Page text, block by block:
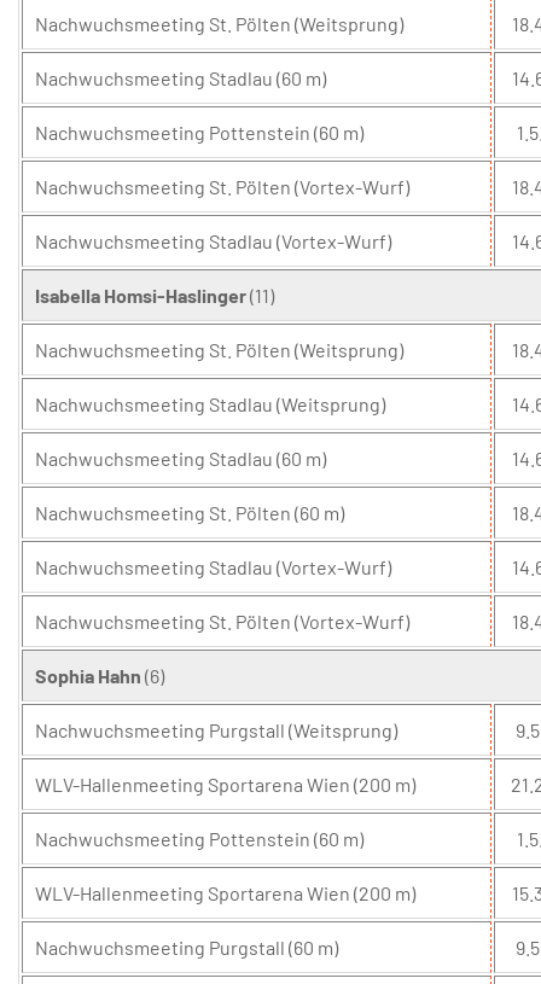
Nachwuchsmeeting St. Pölten (Weitsprung)
Nachwuchsmeeting Stadlau (60 m)
Nachwuchsmeeting Pottenstein (60 m)
Nachwuchsmeeting St. Pölten (Vortex-Wurf)
Nachwuchsmeeting Stadlau (Vortex-Wurf)
Isabella Homsi-Haslinger(11)
Nachwuchsmeeting St. Pölten (Weitsprung)
Nachwuchsmeeting Stadlau (Weitsprung)
Nachwuchsmeeting Stadlau (60 m)
Nachwuchsmeeting St. Pölten (60 m)
Nachwuchsmeeting Stadlau (Vortex-Wurf)
Nachwuchsmeeting St. Pölten (Vortex-Wurf)
Sophia Hahn (6)
Nachwuchsmeeting Purgstall (Weitsprung)
WLV-Hallenmeeting Sportarena Wien (200 m)
Nachwuchsmeeting Pottenstein (60 m)
WLV-Hallenmeeting Sportarena Wien (200 m)
Nachwuchsmeeting Purgstall (60 m)